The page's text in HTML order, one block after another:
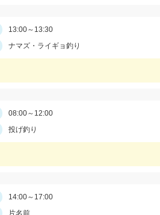
13:00～13:30
ナマズ・ライギョ釣り
08:00～12:00
投げ釣り
14:00～17:00
片名前